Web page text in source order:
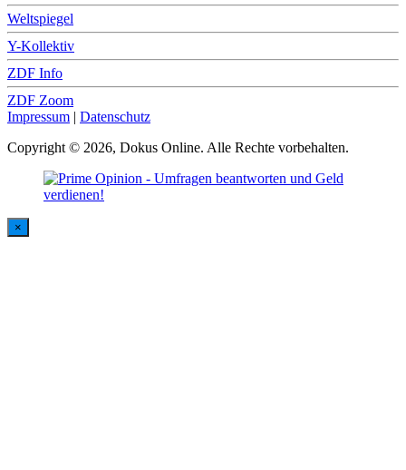
Weltspiegel
Y-Kollektiv
ZDF Info
ZDF Zoom
Impressum | Datenschutz
Copyright © 2026, Dokus Online. Alle Rechte vorbehalten.
×